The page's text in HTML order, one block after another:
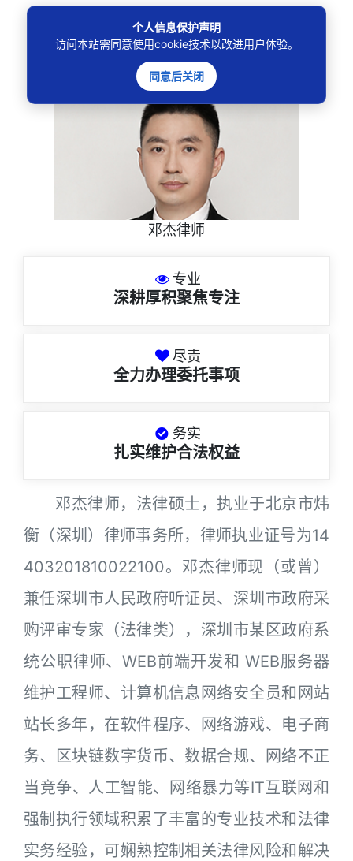
法律咨询
邓杰律师
专业
深耕厚积聚焦专注
尽责
全力办理委托事项
务实
扎实维护合法权益
邓杰律师，法律硕士，执业于北京市炜
衡（深圳）律师事务所，律师执业证号为14
403201810022100。邓杰律师现（或曾）
兼任深圳市人民政府听证员、深圳市政府采
购评审专家（法律类），深圳市某区政府系
统公职律师、WEB前端开发和 WEB服务器
维护工程师、计算机信息网络安全员和网站
站长多年，在软件程序、网络游戏、电子商
务、区块链数字货币、数据合规、网络不正
当竞争、人工智能、网络暴力等IT互联网和
强制执行领域积累了丰富的专业技术和法律
实务经验，可娴熟控制相关法律风险和解决
个人信息保护声明
访问本站需同意使用cookie技术以改进用户体验。
同意后关闭